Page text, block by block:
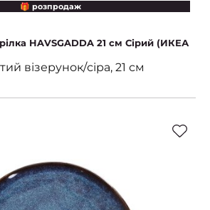
🎁 розпродаж
HAVSGADDA 21 см Сірий (ИКЕА
візерунок/сіра, 21 см